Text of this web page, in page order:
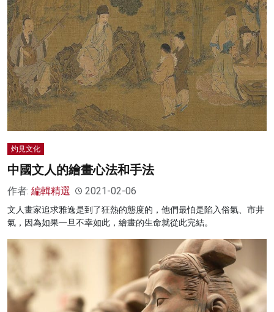
科技
影片
名家榜
灼見活動
關於我們
灼見文化
中國文人的繪畫心法和手法
作者: 編輯精選 2021-02-06
文人畫家追求雅逸是到了狂熱的態度的，他們最怕是陷入俗氣、市井
氣，因為如果一旦不幸如此，繪畫的生命就從此完結。